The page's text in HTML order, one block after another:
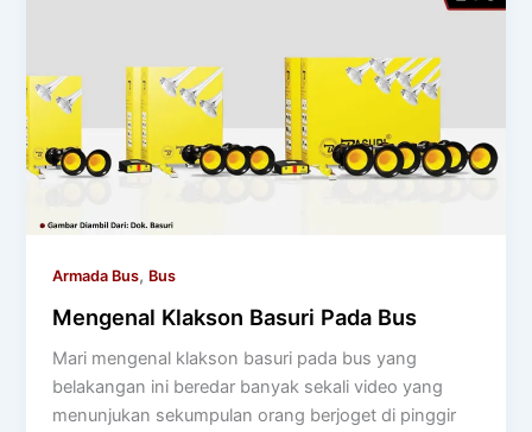
Armada Bus, Bus
Mengenal Klakson Basuri Pada Bus
Mari mengenal klakson basuri pada bus yang
belakangan ini beredar banyak sekali video yang
menunjukan sekumpulan orang berjoget di pinggir